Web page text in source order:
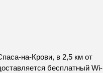
на-Крови, в 2,5 км от
бесплатный Wi-